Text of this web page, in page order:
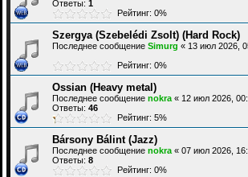
Ответы: 1
Рейтинг: 0%
Szergya (Szebelédi Zsolt) (Hard Rock)
Последнее сообщение Simurg « 13 июл 2026,
Рейтинг: 0%
Ossian (Heavy metal)
Последнее сообщение nokra « 12 июл 2026,
Ответы: 46
Рейтинг: 5%
Bársony Bálint (Jazz)
Последнее сообщение nokra « 07 июл 2026,
Ответы: 8
Рейтинг: 0%